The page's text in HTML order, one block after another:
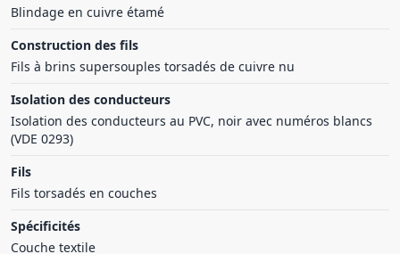
Blindage en cuivre étamé
Construction des fils
Fils à brins supersouples torsadés de cuivre nu
Isolation des conducteurs
Isolation des conducteurs au PVC, noir avec numéros blancs
(VDE 0293)
Fils
Fils torsadés en couches
Spécificités
Couche textile